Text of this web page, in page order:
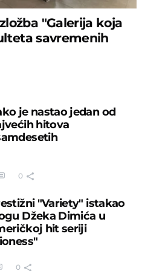
"Galerija koja
savremenih
je nastao jedan od
hitova
0
"Variety" istakao
Džeka Dimića u
hit seriji
0